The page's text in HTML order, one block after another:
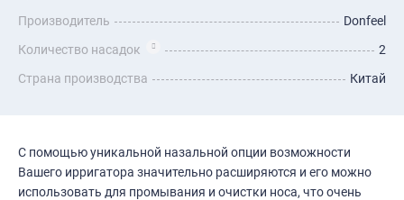
Производитель
Donfeel
Количество насадок
2
Страна производства
Китай
C помощью уникальной назальной опции возможности
Вашего ирригатора значительно расширяются и его можно
использовать для промывания и очистки носа, что очень